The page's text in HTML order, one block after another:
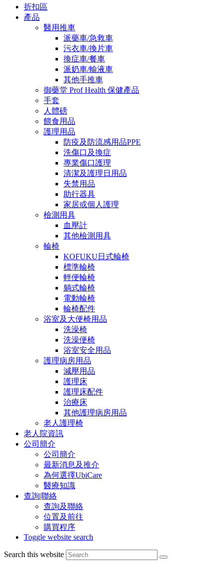
折扣區
產品
醫用推車
派藥車/急救車
污衣車/換片車
換症車/餐車
派奶車/輸液車
其他手推車
御藥堂 Prof Health 保健產品
手套
人體磅
餵食用品
護理用品
防疫及防流感用品PPE
洗傷口及換症
專業傷口護理
清潔及護理日用品
失禁用品
助行器具
家居或個人護理
檢測用具
血壓計
其他檢測用具
輪椅
KOFUKU日式輪椅
標準輪椅
輕便輪椅
躺式輪椅
電動輪椅
輪椅配件
浴室及大便椅用品
洗澡椅
洗澡便椅
浴室安全用品
護理病房用品
減壓用品
護理床
護理床配件
治療床
其他護理病房用品
老人護理椅
老人院資訊
公司簡介
公司簡介
最新消息及推介
為何選擇UbiCare
醫療知識
查詢|聯絡
查詢及聯絡
位置及前往
購買程序
Toggle website search
Search this website